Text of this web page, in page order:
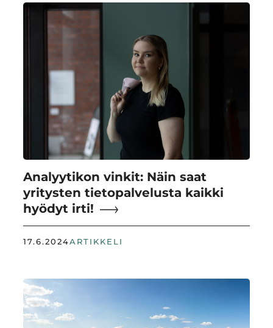
Analyytikon vinkit: Näin saat
yritysten tietopalvelusta kaikki
hyödyt irti!
17.6.2024ARTIKKELI